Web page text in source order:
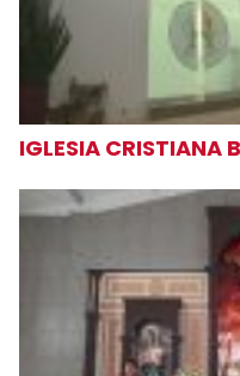
IGLESIA CRISTIANA